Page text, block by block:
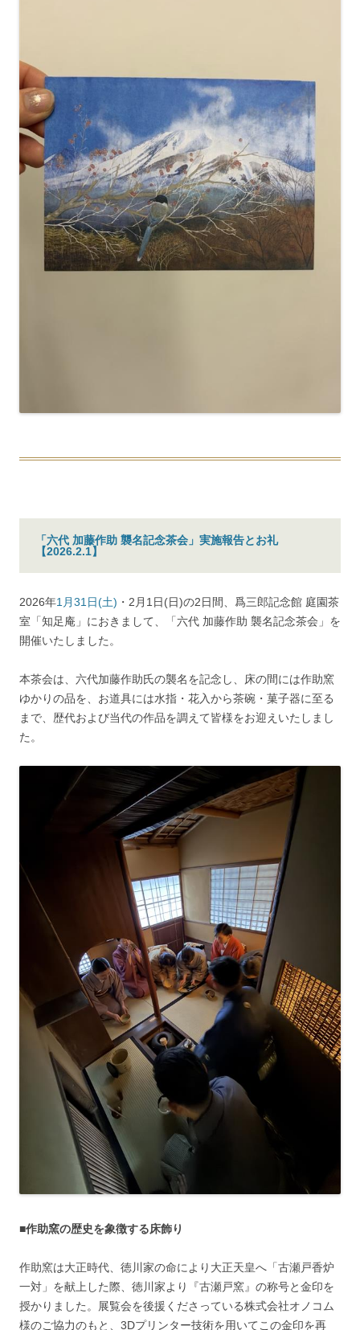
「六代 加藤作助 襲名記念茶会」実施報告とお礼
【2026.2.1】
2026年1月31日(土) ・2月1日(日)の2日間、爲三郎記念館 庭園茶
室「知足庵」におきまして、「六代 加藤作助 襲名記念茶会」を
開催いたしました。
本茶会は、六代加藤作助氏の襲名を記念し、床の間には作助窯
ゆかりの品を、お道具には水指・花入から茶碗・菓子器に至る
まで、歴代および当代の作品を調えて皆様をお迎えいたしまし
た。
■作助窯の歴史を象徴する床飾り
作助窯は大正時代、徳川家の命により大正天皇へ「古瀬戸香炉
一対」を献上した際、徳川家より『古瀬戸窯』の称号と金印を
授かりました。展覧会を後援くださっている株式会社オノコム
様のご協力のもと、3Dプリンター技術を用いてこの金印を再